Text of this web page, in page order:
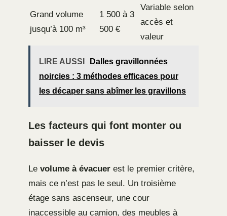
Grand volume
jusqu’à 100 m³
1 500 à 3
500 €
Variable selon
accès et
valeur
LIRE AUSSI
Dalles gravillonnées
noircies : 3 méthodes efficaces pour
les décaper sans abîmer les gravillons
Les facteurs qui font monter ou
baisser le devis
Le volume à évacuer est le premier critère,
mais ce n’est pas le seul. Un troisième
étage sans ascenseur, une cour
inaccessible au camion, des meubles à